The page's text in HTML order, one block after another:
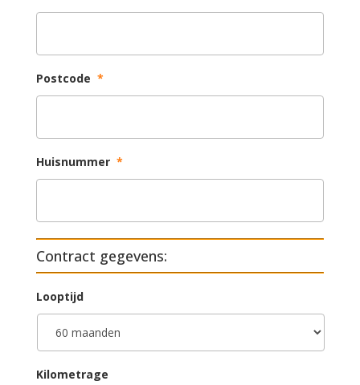
Postcode *
Huisnummer *
Contract gegevens:
Looptijd
Kilometrage